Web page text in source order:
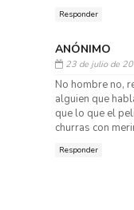
Responder
ANÓNIMO
23 de julio de
No hombre no,
alguien que
que lo que el
churras con
Responder